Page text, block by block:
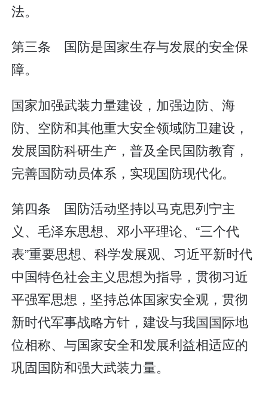
法。
第三条 国防是国家生存与发展的安全保
障。
国家加强武装力量建设，加强边防、海
防、空防和其他重大安全领域防卫建设，
发展国防科研生产，普及全民国防教育，
完善国防动员体系，实现国防现代化。
第四条 国防活动坚持以马克思列宁主
义、毛泽东思想、邓小平理论、“三个代
表”重要思想、科学发展观、习近平新时代
中国特色社会主义思想为指导，贯彻习近
平强军思想，坚持总体国家安全观，贯彻
新时代军事战略方针，建设与我国国际地
位相称、与国家安全和发展利益相适应的
巩固国防和强大武装力量。